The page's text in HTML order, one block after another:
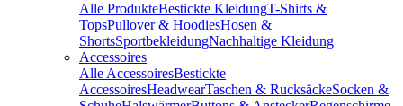
Alle ProdukteBestickte KleidungT-Shirts &
TopsPullover & HoodiesHosen &
ShortsSportbekleidungNachhaltige Kleidung
Accessoires
Alle AccessoiresBestickte
AccessoiresHeadwearTaschen & RucksäckeSocken &